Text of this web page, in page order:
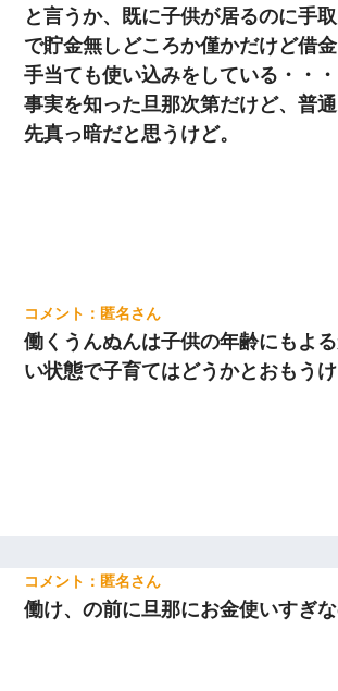
と言うか、既に子供が居るのに手
で貯金無しどころか僅かだけど借
手当ても使い込みをしている・・・
事実を知った旦那次第だけど、普
先真っ暗だと思うけど。
匿名
働くうんぬんは子供の年齢にもよ
い状態で子育てはどうかとおもうけ
匿名
働け、の前に旦那にお金使いすぎ